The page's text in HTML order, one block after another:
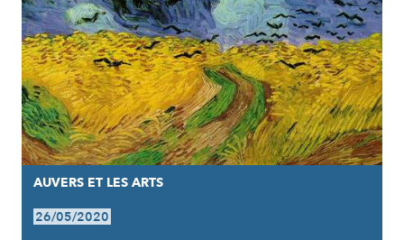
AUVERS ET LES ARTS
26/05/2020